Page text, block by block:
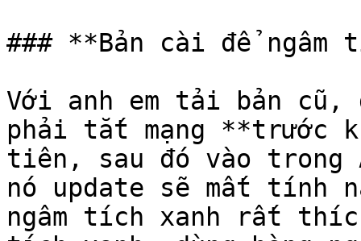
### **Bản cài để ngâm
Với anh em tải bản cũ,
phải tắt mạng **trước
tiên, sau đó vào trong
nó update sẽ mất tính
ngâm tích xanh rất